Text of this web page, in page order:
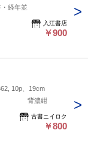
経年並
入江書店
￥900
10p、19cm
印 背濃紺
古書ニイロク
￥800